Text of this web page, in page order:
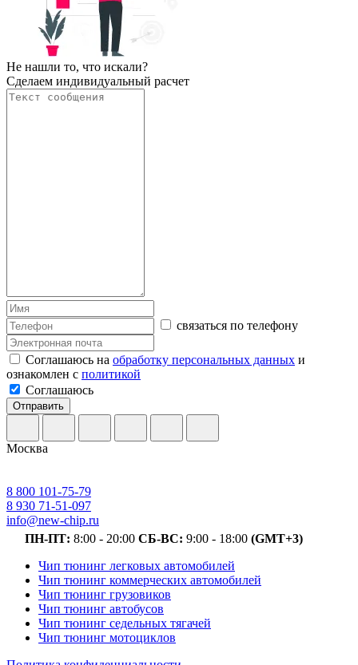
Не нашли то, что искали?
Сделаем индивидуальный расчет
связаться по телефону
Соглашаюсь на обработку персональных данных и
ознакомлен с политикой
Соглашаюсь
Отправить
Москва
8 800 101-75-79
8 930 71-51-097
info@new-chip.ru
ПН-ПТ: 8:00 - 20:00 СБ-ВС: 9:00 - 18:00 (GMT+3)
Чип тюнинг легковых автомобилей
Чип тюнинг коммерческих автомобилей
Чип тюнинг грузовиков
Чип тюнинг автобусов
Чип тюнинг седельных тягачей
Чип тюнинг мотоциклов